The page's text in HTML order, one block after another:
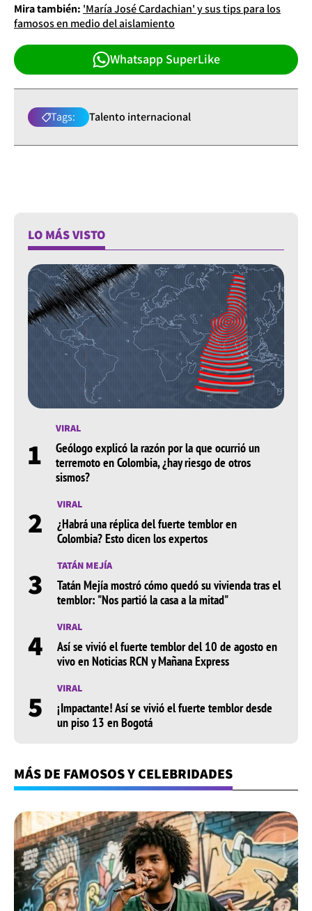
Mira también: 'María José Cardachian' y sus tips para los
famosos en medio del aislamiento
Whatsapp SuperLike
Tags: Talento internacional
LO MÁS VISTO
1
VIRAL
Geólogo explicó la razón por la que ocurrió un
terremoto en Colombia, ¿hay riesgo de otros
sismos?
2 VIRAL
¿Habrá una réplica del fuerte temblor en
Colombia? Esto dicen los expertos
3 TATÁN MEJÍA
Tatán Mejía mostró cómo quedó su vivienda tras el
temblor: "Nos partió la casa a la mitad"
4 VIRAL
Así se vivió el fuerte temblor del 10 de agosto en
vivo en Noticias RCN y Mañana Express
5 VIRAL
¡Impactante! Así se vivió el fuerte temblor desde
un piso 13 en Bogotá
MÁS DE FAMOSOS Y CELEBRIDADES